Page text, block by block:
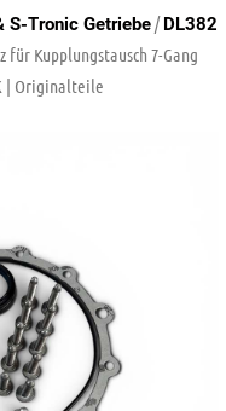
S-Tronic Getriebe/DL382
für Kupplungstausch 7-Gang
| Originalteile